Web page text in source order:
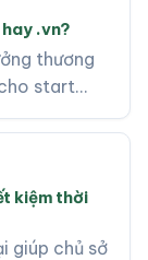
.vn?
thương
start…
kiệm thời
giúp chủ sở